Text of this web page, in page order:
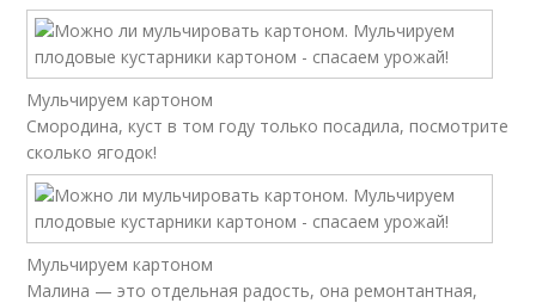
Мульчируем картоном
Смородина, куст в том году только посадила, посмотрите
сколько ягодок!
Мульчируем картоном
Малина — это отдельная радость, она ремонтантная,